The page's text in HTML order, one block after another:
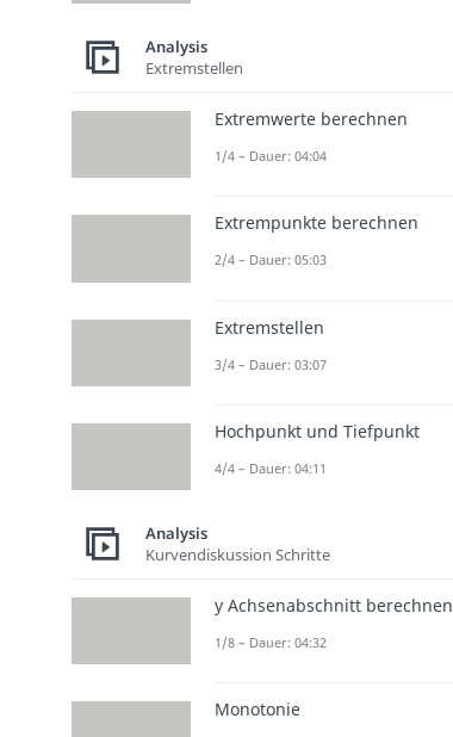
Analysis
Extremstellen
Extremwerte berechnen
1/4 – Dauer: 04:04
Extrempunkte berechnen
2/4 – Dauer: 05:03
Extremstellen
3/4 – Dauer: 03:07
Hochpunkt und Tiefpunkt
4/4 – Dauer: 04:11
Analysis
Kurvendiskussion Schritte
y Achsenabschnitt berechnen
1/8 – Dauer: 04:32
Monotonie